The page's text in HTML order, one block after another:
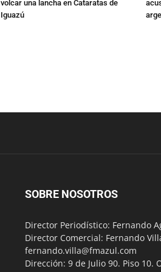
volcar una lancha en Cataratas de
Iguazú
SOBRE NOSOTROS
Director Periodístico: Fernando
Director Comercial: Fernando
fernando.villa@fmazul.com
Dirección: 9 de Julio 90. Piso 10.